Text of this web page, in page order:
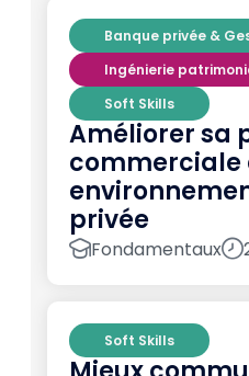
Banque privée &
Ingénierie
Soft Skills
Améliorer sa
commerciale
privée
Fondamentaux
Soft Skills